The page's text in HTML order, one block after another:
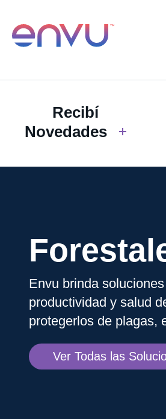
Recibí
Novedades
Envu brinda
productividad y salud
protegerlos de plagas,
Ver Todas las